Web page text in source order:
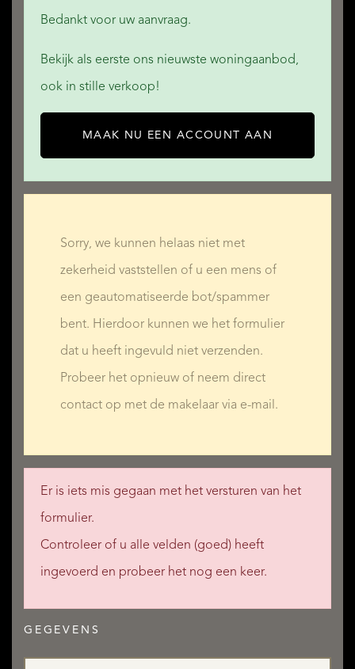
Bedankt voor uw aanvraag.
Bekijk als eerste ons nieuwste woningaanbod,
ook in stille verkoop!
MAAK NU EEN ACCOUNT AAN
Sorry, we kunnen helaas niet met
zekerheid vaststellen of u een mens of
een geautomatiseerde bot/spammer
bent. Hierdoor kunnen we het formulier
dat u heeft ingevuld niet verzenden.
Probeer het opnieuw of neem direct
contact op met de makelaar via e-mail.
Er is iets mis gegaan met het versturen van het
formulier.
Controleer of u alle velden (goed) heeft
ingevoerd en probeer het nog een keer.
GEGEVENS